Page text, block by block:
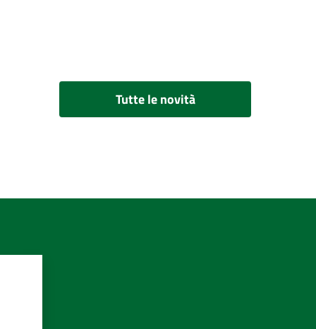
Tutte le novità